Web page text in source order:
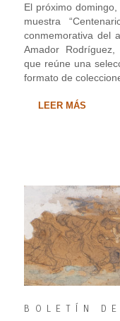
El próximo
muestra
conmemorativa del
Amador
que reúne una
formato de
LEER MÁS
BOLETÍN